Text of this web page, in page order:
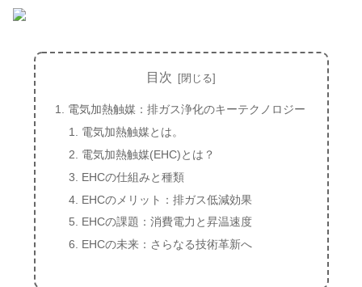
目次
電気加熱触媒：排ガス浄化のキーテクノロジー
電気加熱触媒とは。
電気加熱触媒(EHC)とは？
EHCの仕組みと種類
EHCのメリット：排ガス低減効果
EHCの課題：消費電力と昇温速度
EHCの未来：さらなる技術革新へ